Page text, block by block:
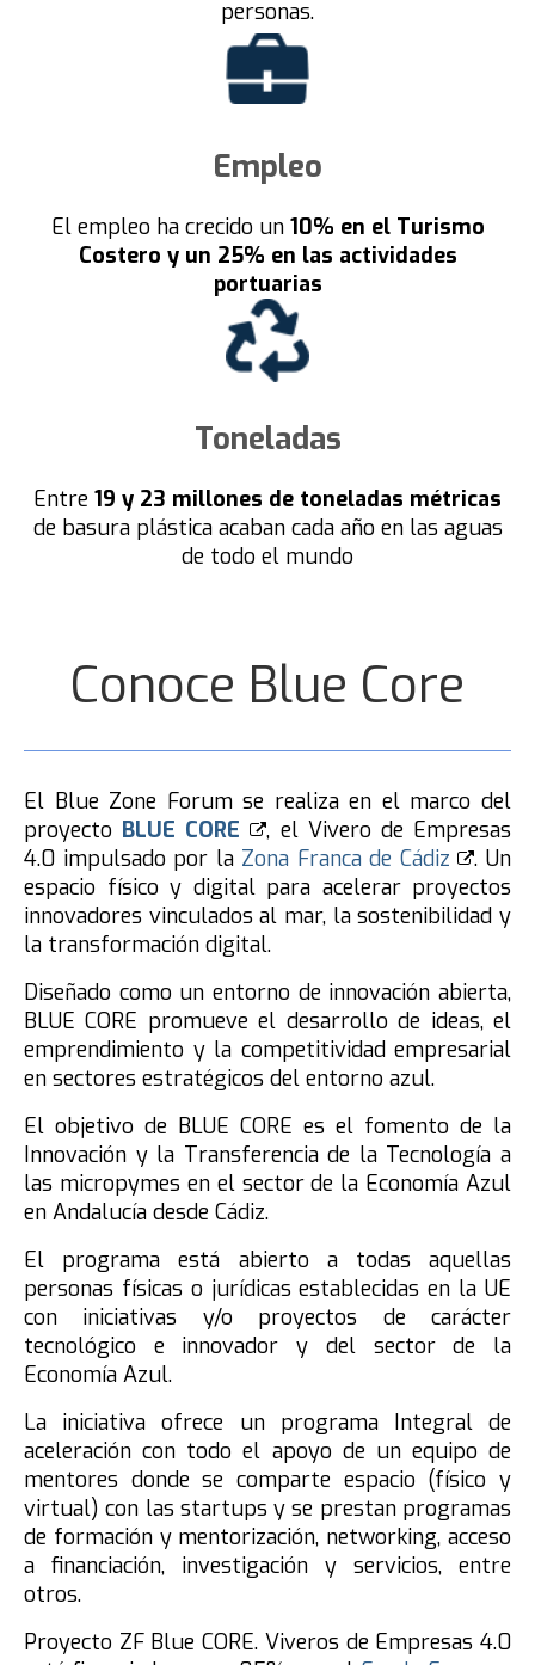
personas.
Empleo
El empleo ha crecido un 10% en el Turismo
Costero y un 25% en las actividades
portuarias
Toneladas
Entre 19 y 23 millones de toneladas métricas
de basura plástica acaban cada año en las aguas
de todo el mundo
Conoce Blue Core
El Blue Zone Forum se realiza en el marco del
proyecto BLUE CORE
, el Vivero de Empresas
4.0 impulsado por la Zona Franca de Cádiz . Un
espacio físico y digital para acelerar proyectos
innovadores vinculados al mar, la sostenibilidad y
la transformación digital.
Diseñado como un entorno de innovación abierta,
BLUE CORE promueve el desarrollo de ideas, el
emprendimiento y la competitividad empresarial
en sectores estratégicos del entorno azul.
El objetivo de BLUE CORE es el fomento de la
Innovación y la Transferencia de la Tecnología a
las micropymes en el sector de la Economía Azul
en Andalucía desde Cádiz.
El programa está abierto a todas aquellas
personas físicas o jurídicas establecidas en la UE
con iniciativas y/o proyectos de carácter
tecnológico e innovador y del sector de la
Economía Azul.
La iniciativa ofrece un programa Integral de
aceleración con todo el apoyo de un equipo de
mentores donde se comparte espacio (físico y
virtual) con las startups y se prestan programas
de formación y mentorización, networking, acceso
a financiación, investigación y servicios, entre
otros.
Proyecto ZF Blue CORE. Viveros de Empresas 4.0